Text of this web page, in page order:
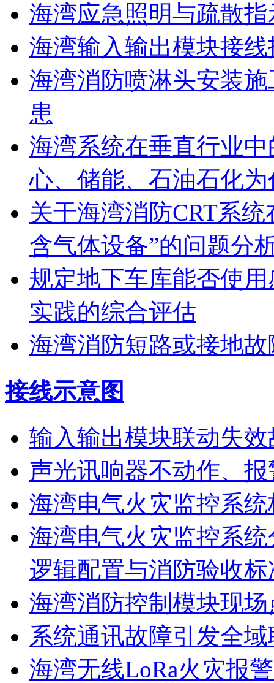
海湾应急照明与疏散
海湾输入输出模块接
海湾消防喷淋头安装
患
海湾系统在垂直行业
心、储能、石油石化
关于海湾消防CRT系
含气体设备”的问题分
规定地下车库能否使
实践的综合评估
海湾消防短路或接地
接线示意图
输入输出模块联动失效
声光讯响器不动作、
海湾电气火灾监控系
海湾电气火灾监控系
逻辑配置与消防验收标
海湾消防控制模块现
系统通讯故障引发全
海湾无线LoRa火灾报